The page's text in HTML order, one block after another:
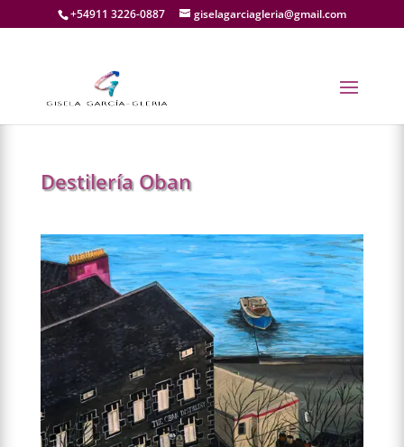
+54911 3226-0887 giselagarciagleria@gmail.com
← ANTERIOR
Destilería Oban